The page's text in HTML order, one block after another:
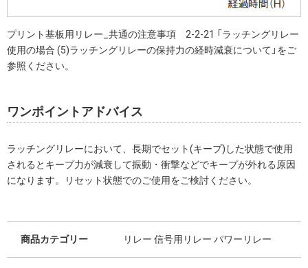
プリント基板用リレー_共通の注意事項 2-2-21 「ラッチングリレー
使用の場合 (5)ラッチングリレーの保持力の経時減衰について」をご
参照ください。
ワンポイントアドバイス
ラッチングリレーにおいて、長期でセット(キープ)した状態で使用
されるとキープ力が減衰して振動・衝撃などでキープが外れる原因
になります。リセット状態でのご使用をご検討ください。
商品カテゴリー リレー 信号用リレー パワーリレー